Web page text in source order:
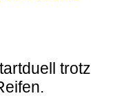
trotz